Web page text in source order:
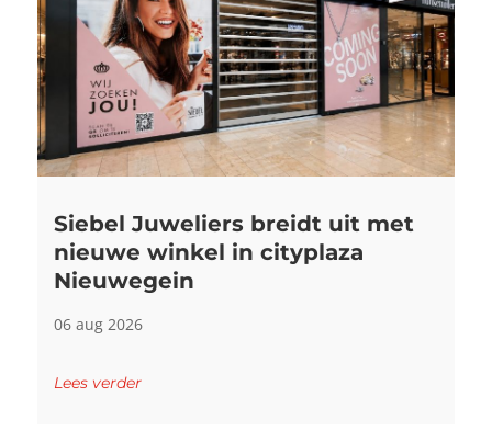
Siebel Juweliers breidt uit met
nieuwe winkel in cityplaza
Nieuwegein
06 aug 2026
Lees verder